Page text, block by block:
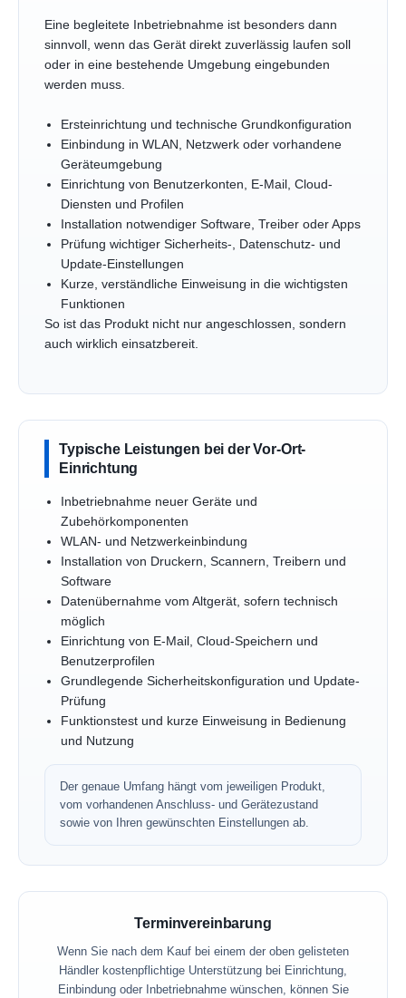
Eine begleitete Inbetriebnahme ist besonders dann
sinnvoll, wenn das Gerät direkt zuverlässig laufen soll
oder in eine bestehende Umgebung eingebunden
werden muss.
Ersteinrichtung und technische Grundkonfiguration
Einbindung in WLAN, Netzwerk oder vorhandene
Geräteumgebung
Einrichtung von Benutzerkonten, E-Mail, Cloud-
Diensten und Profilen
Installation notwendiger Software, Treiber oder Apps
Prüfung wichtiger Sicherheits-, Datenschutz- und
Update-Einstellungen
Kurze, verständliche Einweisung in die wichtigsten
Funktionen
So ist das Produkt nicht nur angeschlossen, sondern
auch wirklich einsatzbereit.
Typische Leistungen bei der Vor-Ort-
Einrichtung
Inbetriebnahme neuer Geräte und
Zubehörkomponenten
WLAN- und Netzwerkeinbindung
Installation von Druckern, Scannern, Treibern und
Software
Datenübernahme vom Altgerät, sofern technisch
möglich
Einrichtung von E-Mail, Cloud-Speichern und
Benutzerprofilen
Grundlegende Sicherheitskonfiguration und Update-
Prüfung
Funktionstest und kurze Einweisung in Bedienung
und Nutzung
Der genaue Umfang hängt vom jeweiligen Produkt,
vom vorhandenen Anschluss- und Gerätezustand
sowie von Ihren gewünschten Einstellungen ab.
Terminvereinbarung
Wenn Sie nach dem Kauf bei einem der oben gelisteten
Händler kostenpflichtige Unterstützung bei Einrichtung,
Einbindung oder Inbetriebnahme wünschen, können Sie